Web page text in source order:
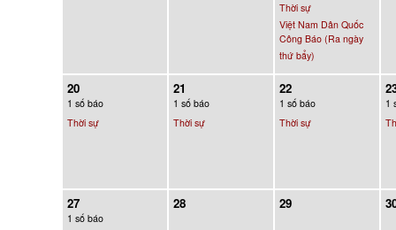
Thời sự
Việt Nam Dân Quốc
Công Báo (Ra ngày
thứ bẩy)
20
1 số báo
Thời sự
21
1 số báo
Thời sự
22
1 số báo
Thời sự
1
27
1 số báo
28 29